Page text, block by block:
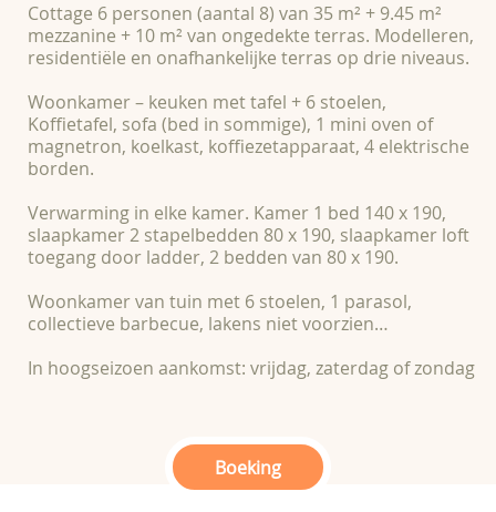
Cottage 6 personen (aantal 8) van 35 m² + 9.45 m²
mezzanine + 10 m² van ongedekte terras. Modelleren,
residentiële en onafhankelijke terras op drie niveaus.
Woonkamer – keuken met tafel + 6 stoelen,
Koffietafel, sofa (bed in sommige), 1 mini oven of
magnetron, koelkast, koffiezetapparaat, 4 elektrische
borden.
Verwarming in elke kamer. Kamer 1 bed 140 x 190,
slaapkamer 2 stapelbedden 80 x 190, slaapkamer loft
toegang door ladder, 2 bedden van 80 x 190.
Woonkamer van tuin met 6 stoelen, 1 parasol,
collectieve barbecue, lakens niet voorzien…
In hoogseizoen aankomst: vrijdag, zaterdag of zondag
Boeking